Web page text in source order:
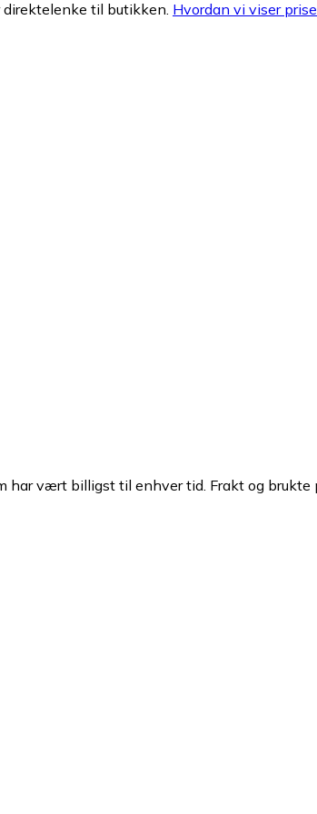
til butikken. Hvordan vi viser
har vært billigst til enhver tid. Frakt og brukte